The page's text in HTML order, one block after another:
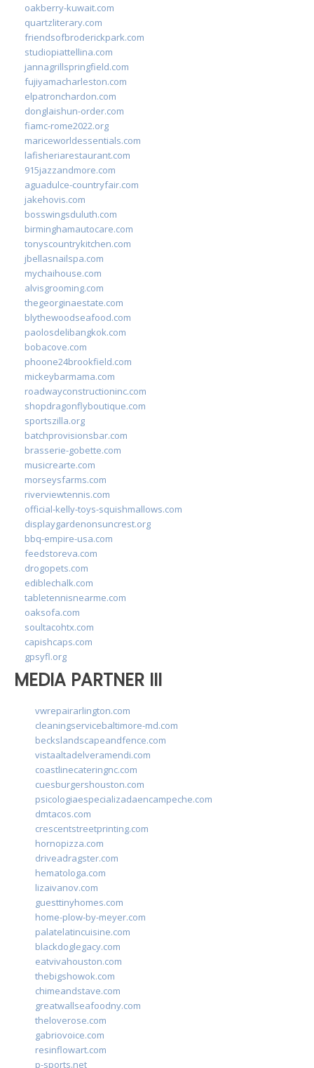
oakberry-kuwait.com
quartzliterary.com
friendsofbroderickpark.com
studiopiattellina.com
jannagrillspringfield.com
fujiyamacharleston.com
elpatronchardon.com
donglaishun-order.com
fiamc-rome2022.org
mariceworldessentials.com
lafisheriarestaurant.com
915jazzandmore.com
aguadulce-countryfair.com
jakehovis.com
bosswingsduluth.com
birminghamautocare.com
tonyscountrykitchen.com
jbellasnailspa.com
mychaihouse.com
alvisgrooming.com
thegeorginaestate.com
blythewoodseafood.com
paolosdelibangkok.com
bobacove.com
phoone24brookfield.com
mickeybarmama.com
roadwayconstructioninc.com
shopdragonflyboutique.com
sportszilla.org
batchprovisionsbar.com
brasserie-gobette.com
musicrearte.com
morseysfarms.com
riverviewtennis.com
official-kelly-toys-squishmallows.com
displaygardenonsuncrest.org
bbq-empire-usa.com
feedstoreva.com
drogopets.com
ediblechalk.com
tabletennisnearme.com
oaksofa.com
soultacohtx.com
capishcaps.com
gpsyfl.org
MEDIA PARTNER III
vwrepairarlington.com
cleaningservicebaltimore-md.com
beckslandscapeandfence.com
vistaaltadelveramendi.com
coastlinecateringnc.com
cuesburgershouston.com
psicologiaespecializadaencampeche.com
dmtacos.com
crescentstreetprinting.com
hornopizza.com
driveadragster.com
hematologa.com
lizaivanov.com
guesttinyhomes.com
home-plow-by-meyer.com
palatelatincuisine.com
blackdoglegacy.com
eatvivahouston.com
thebigshowok.com
chimeandstave.com
greatwallseafoodny.com
theloverose.com
gabriovoice.com
resinflowart.com
p-sports.net